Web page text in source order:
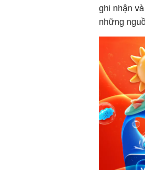
ghi nhận
những